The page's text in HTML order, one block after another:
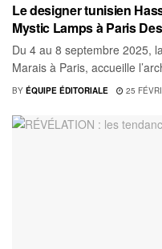
Le designer tunisien
Mystic Lamps à Paris
Du 4 au 8 septembre 2025,
Marais à Paris, accueille
BY ÉQUIPE ÉDITORIALE 25